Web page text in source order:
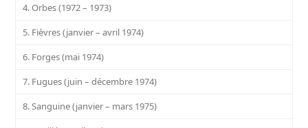
4. Orbes (1972 – 1973)
5. Fièvres (janvier – avril 1974)
6. Forges (mai 1974)
7. Fugues (juin – décembre 1974)
8. Sanguine (janvier – mars 1975)